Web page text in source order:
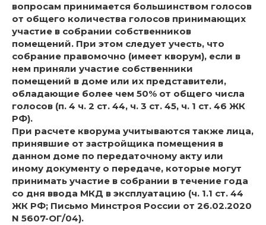
вопросам принимается большинством голосов
от общего количества голосов принимающих
участие в собрании собственников
помещений. При этом следует учесть, что
собрание правомочно (имеет кворум), если в
нем приняли участие собственники
помещений в доме или их представители,
обладающие более чем 50% от общего числа
голосов (п. 4 ч. 2 ст. 44, ч. 3 ст. 45, ч. 1 ст. 46 ЖК
РФ).
При расчете кворума учитываются также лица,
принявшие от застройщика помещения в
данном доме по передаточному акту или
иному документу о передаче, которые могут
принимать участие в собрании в течение года
со дня ввода МКД в эксплуатацию (ч. 1.1 ст. 44
ЖК РФ; Письмо Минстроя России от 26.02.2020
N 5607-ОГ/04).